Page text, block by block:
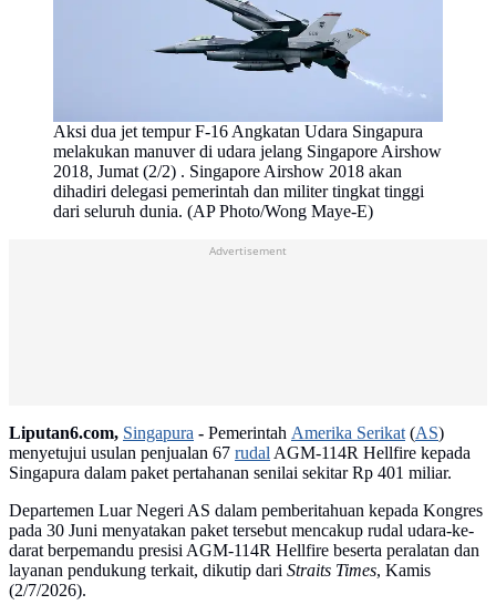
Aksi dua jet tempur F-16 Angkatan Udara Singapura
melakukan manuver di udara jelang Singapore Airshow
2018, Jumat (2/2) . Singapore Airshow 2018 akan
dihadiri delegasi pemerintah dan militer tingkat tinggi
dari seluruh dunia. (AP Photo/Wong Maye-E)
Advertisement
Liputan6.com, Singapura - Pemerintah Amerika Serikat(AS)
menyetujui usulan penjualan 67 rudalAGM-114R Hellfire kepada
Singapura dalam paket pertahanan senilai sekitar Rp 401 miliar.
Departemen Luar Negeri AS dalam pemberitahuan kepada Kongres
pada 30 Juni menyatakan paket tersebut mencakup rudal udara-ke-
darat berpemandu presisi AGM-114R Hellfire beserta peralatan dan
layanan pendukung terkait, dikutip dari Straits Times, Kamis
(2/7/2026).